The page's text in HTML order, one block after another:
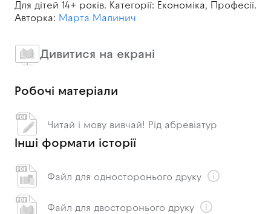
Для дітей 14+ років. Категорії: Економіка, Професії.
Авторка: Марта Малинич
Дивитися на екрані
Робочі матеріали
Читай і мову вивчай! Рід абревіатур
Інші формати історії
Файл для односторонього друку
Файл для двосторонього друку